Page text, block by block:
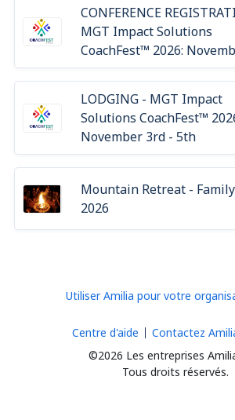
CONFERENCE
MGT Impact Solutions
CoachFest™ 2026:
- 5th
LODGING - MGT Impact
Solutions CoachFest™
November 3rd - 5th
Mountain Retreat -
2026
Utiliser Amilia pour votre
©2026 Les entreprises
Tous droits réservés.
Centre d'aide Contactez